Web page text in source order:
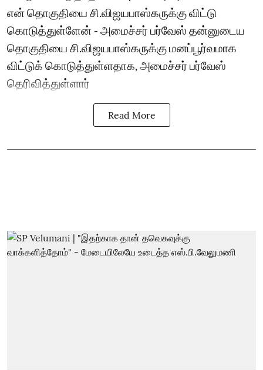
என் தொகுதியை சி.விஜயபாஸ்கருக்கு விட்டு
கொடுத்துள்ளேன் - அமைச்சர் பர்வேஸ் தன்னுடைய
தொகுதியை சி.விஜயபாஸ்கருக்கு மனப்பூர்வமாக
விட்டுக் கொடுத்துள்ளதாக, அமைச்சர் பர்வேஸ்
தெரிவித்துள்ளார்
Read More